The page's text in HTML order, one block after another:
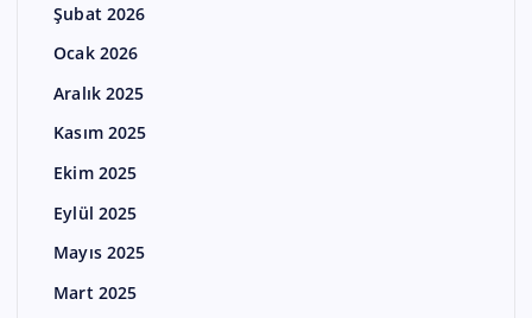
Şubat 2026
Ocak 2026
Aralık 2025
Kasım 2025
Ekim 2025
Eylül 2025
Mayıs 2025
Mart 2025